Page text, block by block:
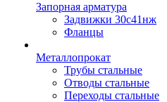
Запорная арматура
Задвижки 30с41нж
Фланцы
Металлопрокат
Трубы стальные
Отводы стальные
Переходы стальные